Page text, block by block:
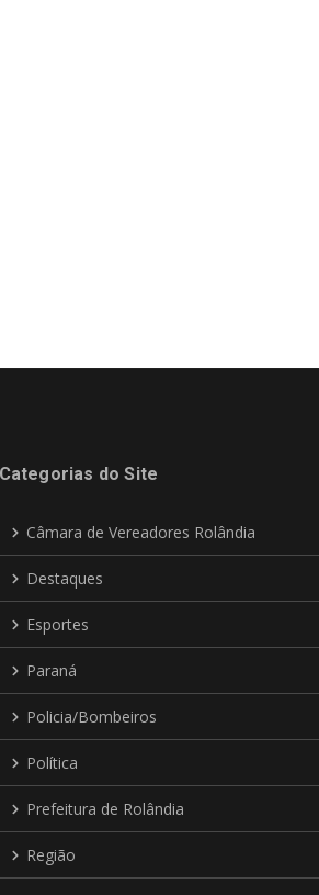
Categorias do Site
Câmara de Vereadores Rolândia
Destaques
Esportes
Paraná
Policia/Bombeiros
Política
Prefeitura de Rolândia
Região